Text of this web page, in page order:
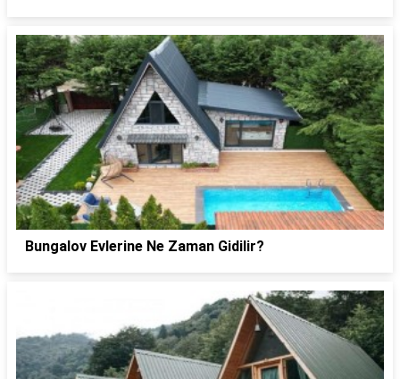
Bungalov Evlerine Ne Zaman Gidilir?